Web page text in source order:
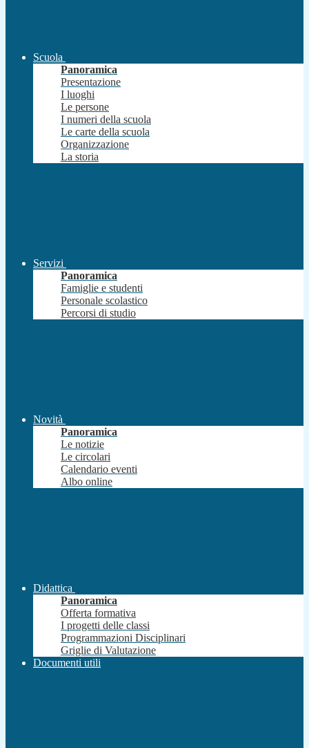
Scuola
Panoramica
Presentazione
I luoghi
Le persone
I numeri della scuola
Le carte della scuola
Organizzazione
La storia
Servizi
Panoramica
Famiglie e studenti
Personale scolastico
Percorsi di studio
Novità
Panoramica
Le notizie
Le circolari
Calendario eventi
Albo online
Didattica
Panoramica
Offerta formativa
I progetti delle classi
Programmazioni Disciplinari
Griglie di Valutazione
Documenti utili